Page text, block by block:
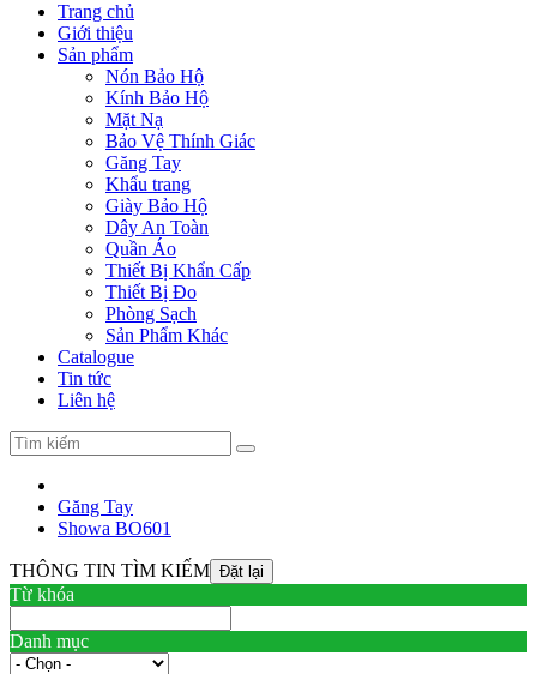
Trang chủ
Giới thiệu
Sản phẩm
Nón Bảo Hộ
Kính Bảo Hộ
Mặt Nạ
Bảo Vệ Thính Giác
Găng Tay
Khẩu trang
Giày Bảo Hộ
Dây An Toàn
Quần Áo
Thiết Bị Khẩn Cấp
Thiết Bị Đo
Phòng Sạch
Sản Phẩm Khác
Catalogue
Tin tức
Liên hệ
Găng Tay
Showa BO601
THÔNG TIN TÌM KIẾM
Từ khóa
Danh mục